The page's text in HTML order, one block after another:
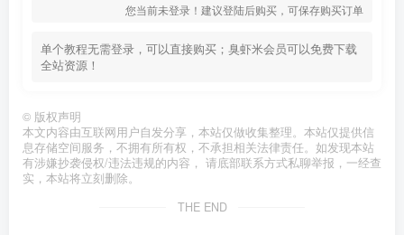
您当前未登录！建议登陆后购买，可保存购买订单
单个教程无需登录，可以直接购买；臭虾米会员可以免费下载
全站资源！
© 版权声明
本文内容由互联网用户自发分享，本站仅做收集整理。本站仅提供信
息存储空间服务，不拥有所有权，不承担相关法律责任。如发现本站
有涉嫌抄袭侵权/违法违规的内容， 请底部联系方式私聊举报，一经查
实，本站将立刻删除。
THE END